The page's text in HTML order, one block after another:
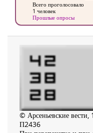
Всего проголосовало
1 человек
Прошлые опросы
© Арсеньевские
П2436